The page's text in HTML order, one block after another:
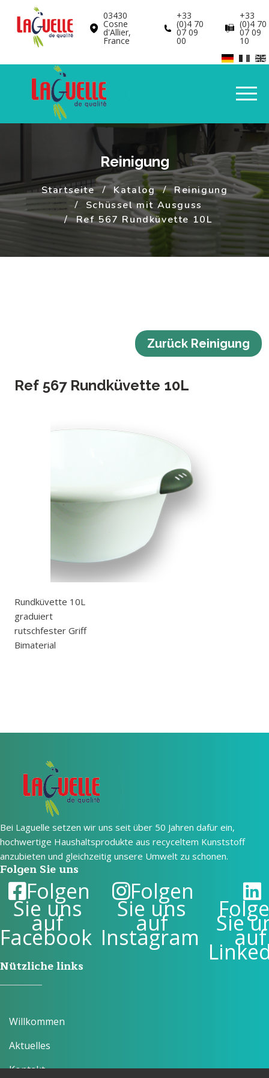
03430
Cosne
d'Allier,
France
+33
(0)4 70
07 09
00
+33
(0)4 70
07 09
10
Reinigung
Startseite Katalog
Reinigung
Schüssel mit Ausguss
Ref 567 Rundküvette 10L
Zurück Reinigung
Ref 567 Rundküvette 10L
Rundküvette 10L
graduiert
rutschfester Griff
Bimaterial
Bei Laguelle setzen wir uns seit über 50 Jahren dafür ein,
hochwertige Haushaltsprodukte aus recyceltem Kunststoff
anzubieten und gleichzeitig unsere Umwelt zu schonen.
Folgen Sie uns
Folgen
Sie uns
auf
Facebook
Folgen
Sie uns
auf
Instagram
Sie
auf
Nützliche links
Willkommen
Aktuelles
Kontakt
Cookie-Einstellungen